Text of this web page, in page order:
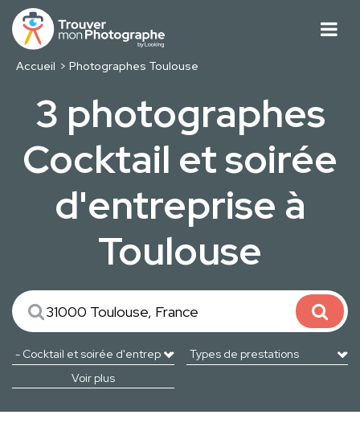
Accueil Photographes Toulouse
3 photographes
Cocktail et soirée
d'entreprise à
Toulouse
Voir plus